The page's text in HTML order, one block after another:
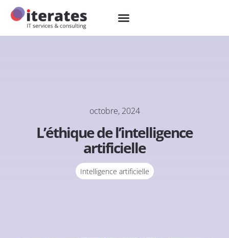
octobre, 2024
L’éthique de l’intelligence
artificielle
Intelligence artificielle